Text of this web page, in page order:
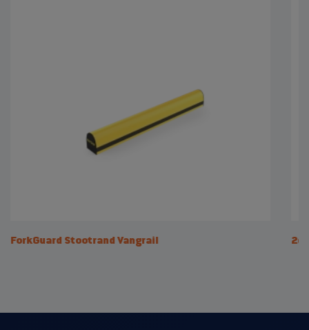
ForkGuard Stootrand Vangrail